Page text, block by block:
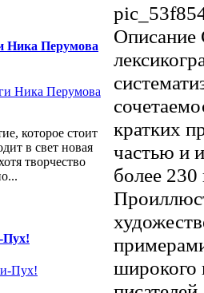
Ника Перумова
которое стоит
в свет новая
творчество
Пух!
Описание
кратких
частью и
более 230
широкого